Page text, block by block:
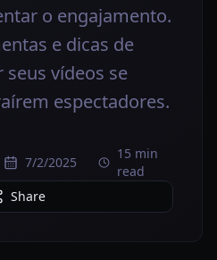
o engajamento.
e dicas de
seus vídeos se
espectadores.
7/2/2025
15 min
read
Share